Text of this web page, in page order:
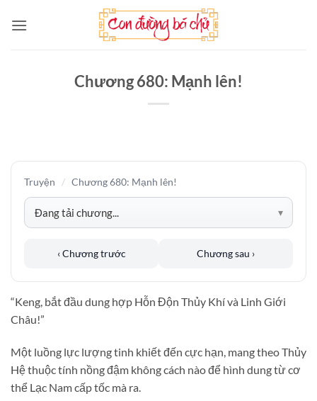
qua
Chương 680: Mạnh lên!
Truyện / Chương 680: Mạnh lên!
‹ Chương trước Chương sau ›
“Keng, bắt đầu dung hợp Hỗn Độn Thủy Khí và Linh Giới
Châu!”
Một luồng lực lượng tinh khiết đến cực hạn, mang theo Thủy
Hệ thuộc tính nồng đậm không cách nào để hình dung từ cơ
thể Lạc Nam cấp tốc mà ra.